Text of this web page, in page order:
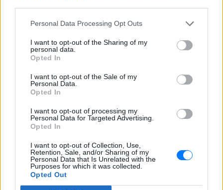
Personal Data Processing Opt Outs
I want to opt-out of the Sharing of my
personal data.
Opted In
I want to opt-out of the Sale of my
Personal Data.
Opted In
I want to opt-out of processing my
Personal Data for Targeted Advertising.
Opted In
I want to opt-out of Collection, Use,
Retention, Sale, and/or Sharing of my
Personal Data that Is Unrelated with the
Purposes for which it was collected.
Opted Out
καλοκαιριού μέχρι να εξαντληθεί το σύνολο της
κανονικής άδειας.
Παράδειγμα 4
Προγραμματισμός στην επιχείρηση
Σε επιχείρηση όπου μεγάλος αριθμός εργαζομένων
υποβάλλει αίτημα αδείας τον Αύγουστο, οι
ημερομηνίες μπορούν να κατανεμηθούν σε
διαφορετικές περιόδους ώστε να εξασφαλιστεί η
λειτουργία της επιχείρησης και η κάλυψη των
αναγκών της.